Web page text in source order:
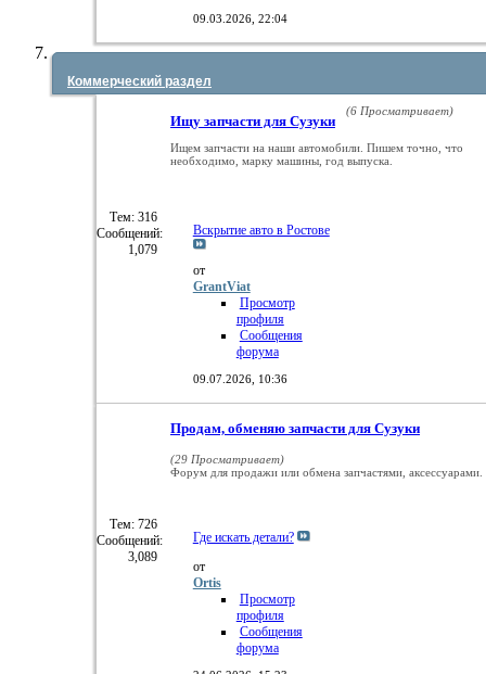
09.03.2026, 22:04
Коммерческий раздел
Ищу запчасти для Сузуки
(6 Просматривает)
Ищем запчасти на наши автомобили. Пишем точно, что
необходимо, марку машины, год выпуска.
Тем: 316
Сообщений:
1,079
Вскрытие авто в Ростове
от
GrantViat
Просмотр
профиля
Сообщения
форума
09.07.2026, 10:36
Продам, обменяю запчасти для Сузуки
(29 Просматривает)
Форум для продажи или обмена запчастями, аксессуарами.
Тем: 726
Сообщений:
3,089
Где искать детали?
от
Ortis
Просмотр
профиля
Сообщения
форума